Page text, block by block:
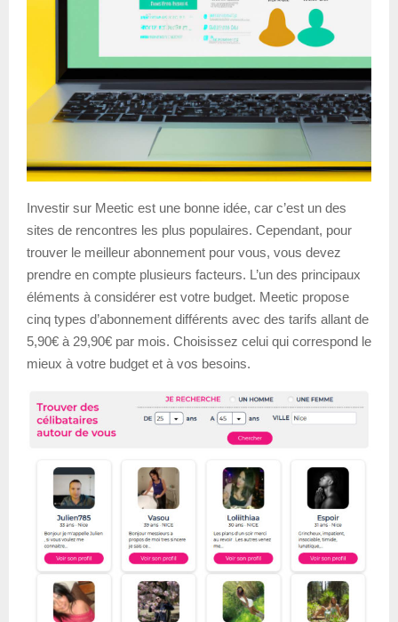
Investir sur Meetic est une bonne idée, car c’est un des
sites de rencontres les plus populaires. Cependant, pour
trouver le meilleur abonnement pour vous, vous devez
prendre en compte plusieurs facteurs. L’un des principaux
éléments à considérer est votre budget. Meetic propose
cinq types d’abonnement différents avec des tarifs allant de
5,90€ à 29,90€ par mois. Choisissez celui qui correspond le
mieux à votre budget et à vos besoins.